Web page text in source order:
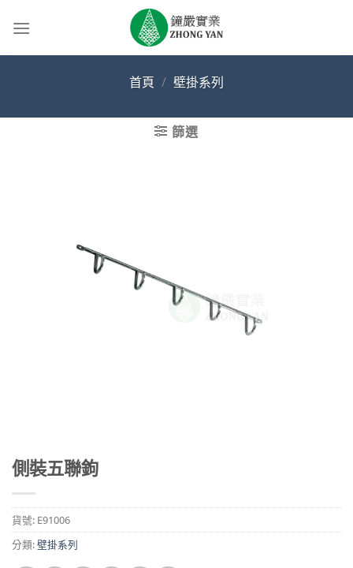
首頁 / 壁掛系列
篩選
側裝五聯鉤
貨號: E91006
分類:壁掛系列